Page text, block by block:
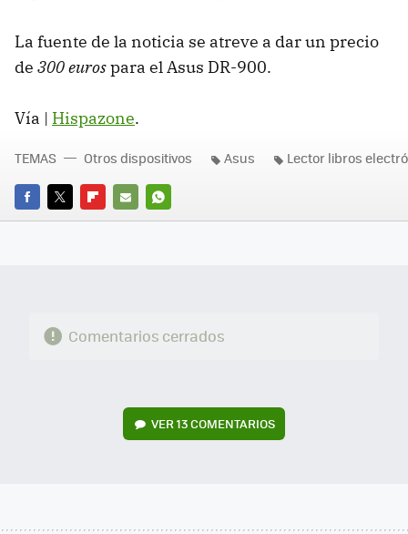
La fuente de la noticia se atreve a dar un precio
de 300 eurospara el Asus DR-900.
Vía | Hispazone.
FACEBOOK
TWITTERFLIPBOARD
E-
WHATSAPP
TEMAS Otros dispositivos Asus Lector libros
Comentarios cerrados
VER 13 COMENTARIOS